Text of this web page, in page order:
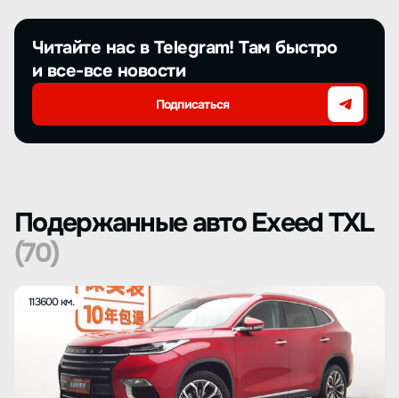
Читайте нас в Telegram! Там быстро
и все-все новости
Подписаться
Подержанные авто Exeed TXL
(70)
113600 км.